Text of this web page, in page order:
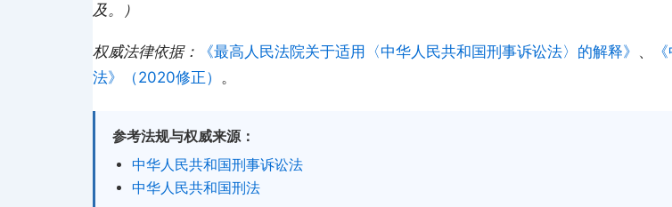
及。）
权威法律依据： 《最高人民法院关于适用〈中华人民共和国刑事诉讼法〉的解释》 、
法》（2020修正） 。
参考法规与权威来源：
中华人民共和国刑事诉讼法
中华人民共和国刑法